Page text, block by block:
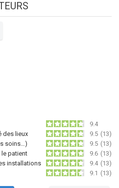
9.4
des lieux
9.5 (13)
soins…)
9.5 (13)
patient
9.6 (13)
installations
9.4 (13)
9.1 (13)